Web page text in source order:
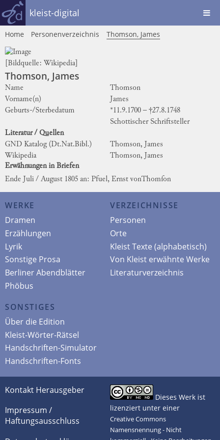
kleist-digital
Home Personenverzeichnis Thomson, James
[Bildquelle: Wikipedia
Thomson, James
Name
Thomson
Vorname(n)
James
Geburts-/Sterbedatum
*11.9.1700 – †27.8.1748
Schottischer Schriftsteller
Literatur / Quellen
GND Katalog (Dt.Nat.Bibl.)
Thomson, James
Wikipedia
Thomson, James
Erwähnungen in Briefen
Ende Juli / August 1805 an: Pfuel, Ernst vonThomſon
WERKE
Dramen
Erzählungen
Lyrik
Sonstige Prosa
Berliner Abendblätter
Phöbus
VERZEICHNISSE
Personen
Orte
Kleist Texte (alphabetisch)
Von Kleist erwähnte Werke
Literaturverzeichnis
SONSTIGES
Über die Edition
Kleist-Wörter-Rätsel
Handschriften-Simulator
Handschriften-Fonts
Kontakt Herausgeber
Impressum /
Haftungsausschluss
Dieses Werk ist
lizenziert unter einer
Creative Commons
Namensnennung - Nicht